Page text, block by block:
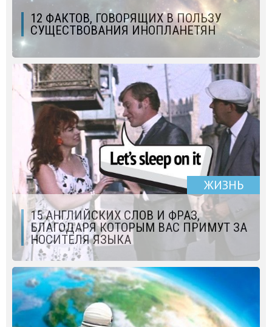
12 ФАКТОВ, ГОВОРЯЩИХ В ПОЛЬЗУ
СУЩЕСТВОВАНИЯ ИНОПЛАНЕТЯН
ЖИЗНЬ
15 АНГЛИЙСКИХ СЛОВ И ФРАЗ,
БЛАГОДАРЯ КОТОРЫМ ВАС ПРИМУТ ЗА
НОСИТЕЛЯ ЯЗЫКА